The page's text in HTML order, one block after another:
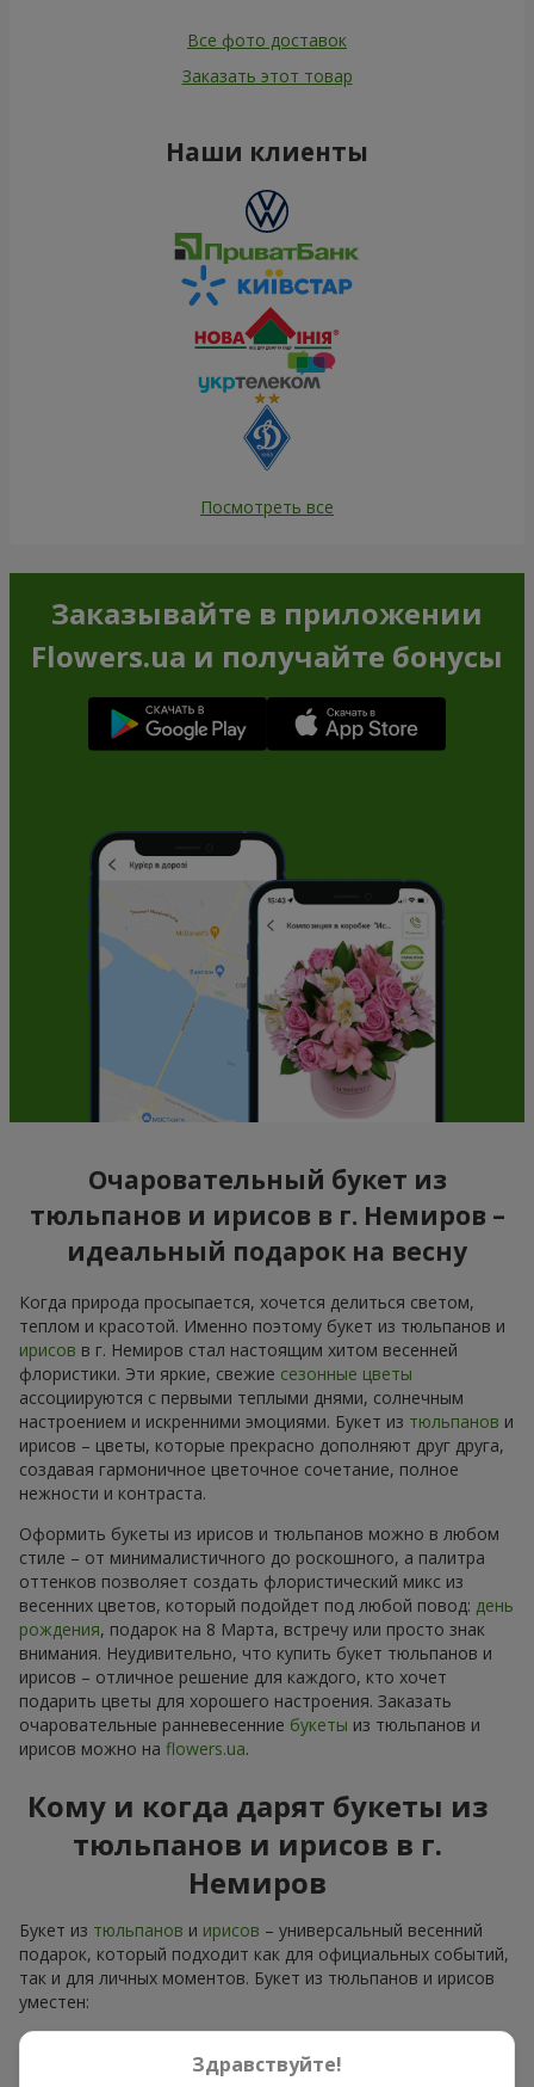
Все фото доставок
Заказать этот товар
Наши клиенты
Посмотреть все
Заказывайте в приложении
Flowers.ua и получайте бонусы
Очаровательный букет из
тюльпанов и ирисов в г. Немиров –
идеальный подарок на весну
Когда природа просыпается, хочется делиться светом,
теплом и красотой. Именно поэтому букет из тюльпанов и
ирисов в г. Немиров стал настоящим хитом весенней
флористики. Эти яркие, свежие сезонные цветы
ассоциируются с первыми теплыми днями, солнечным
настроением и искренними эмоциями. Букет из тюльпанов и
ирисов – цветы, которые прекрасно дополняют друг друга,
создавая гармоничное цветочное сочетание, полное
нежности и контраста.
Оформить букеты из ирисов и тюльпанов можно в любом
стиле – от минималистичного до роскошного, а палитра
оттенков позволяет создать флористический микс из
весенних цветов, который подойдет под любой повод: день
рождения, подарок на 8 Марта, встречу или просто знак
внимания. Неудивительно, что купить букет тюльпанов и
ирисов – отличное решение для каждого, кто хочет
подарить цветы для хорошего настроения. Заказать
очаровательные ранневесенние букеты из тюльпанов и
ирисов можно на flowers.ua.
Кому и когда дарят букеты из
тюльпанов и ирисов в г.
Немиров
Букет из тюльпанов и ирисов – универсальный весенний
подарок, который подходит как для официальных событий,
так и для личных моментов. Букет из тюльпанов и ирисов
уместен:
желтых тонах выглядит тепло и нежно;
Здравствуйте!